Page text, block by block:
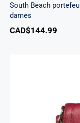
South Beach
dames
CAD$144.99